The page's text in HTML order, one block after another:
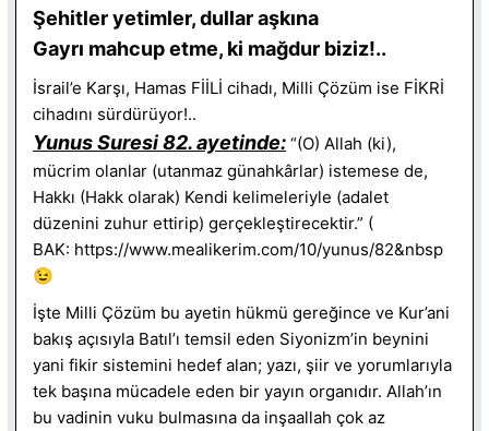
Şehitler yetimler, dullar aşkına
Gayrı mahcup etme, ki mağdur biziz!..
İsrail’e Karşı, Hamas FİİLİ cihadı, Milli Çözüm ise FİKRİ
cihadını sürdürüyor!..
Yunus Suresi 82. ayetinde: “(O) Allah (ki),
mücrim olanlar (utanmaz günahkârlar) istemese de,
Hakkı (Hakk olarak) Kendi kelimeleriyle (adalet
düzenini zuhur ettirip) gerçekleştirecektir.” (
BAK: https://www.mealikerim.com/10/yunus/82&nbsp
😉
İşte Milli Çözüm bu ayetin hükmü gereğince ve Kur’ani
bakış açısıyla Batıl’ı temsil eden Siyonizm’in beynini
yani fikir sistemini hedef alan; yazı, şiir ve yorumlarıyla
tek başına mücadele eden bir yayın organıdır. Allah’ın
bu vadinin vuku bulmasına da inşaallah çok az